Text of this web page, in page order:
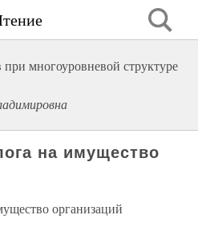
многоуровневой структуре
на имущество
организаций